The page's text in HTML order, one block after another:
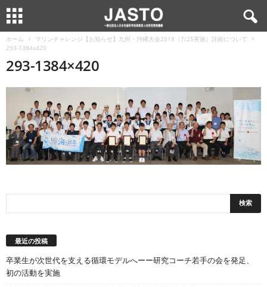
ホーム
マリンチャレンジ【お知らせ】九州・沖縄大会2018（7/25実施）詳細について
293-1384x420
293-1384×420
最近の投稿
卒業生が次世代を支える循環モデルへーー研究コーチ若手の会を発足、
初の活動を実施